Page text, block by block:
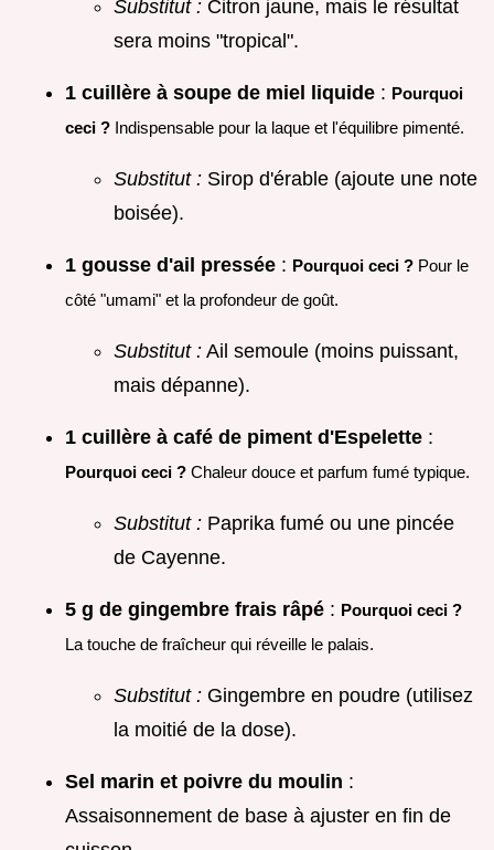
Substitut : Citron jaune, mais le résultat
sera moins "tropical".
1 cuillère à soupe de miel liquide : Pourquoi
ceci ? Indispensable pour la laque et l'équilibre pimenté.
Substitut : Sirop d'érable (ajoute une note
boisée).
1 gousse d'ail pressée : Pourquoi ceci ? Pour le
côté "umami" et la profondeur de goût.
Substitut : Ail semoule (moins puissant,
mais dépanne).
1 cuillère à café de piment d'Espelette :
Pourquoi ceci ? Chaleur douce et parfum fumé typique.
Substitut : Paprika fumé ou une pincée
de Cayenne.
5 g de gingembre frais râpé : Pourquoi ceci ?
La touche de fraîcheur qui réveille le palais.
Substitut : Gingembre en poudre (utilisez
la moitié de la dose).
Sel marin et poivre du moulin :
Assaisonnement de base à ajuster en fin de